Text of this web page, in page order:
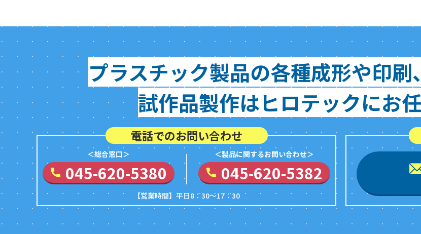
プラスチック製品の各種成形や印刷
試作品製作はヒロテックにお
電話でのお問い合わせ
＜総合窓口＞
045-620-5380
＜製品に関するお問い合わせ＞
045-620-5382
【営業時間】平日8：30～17：30